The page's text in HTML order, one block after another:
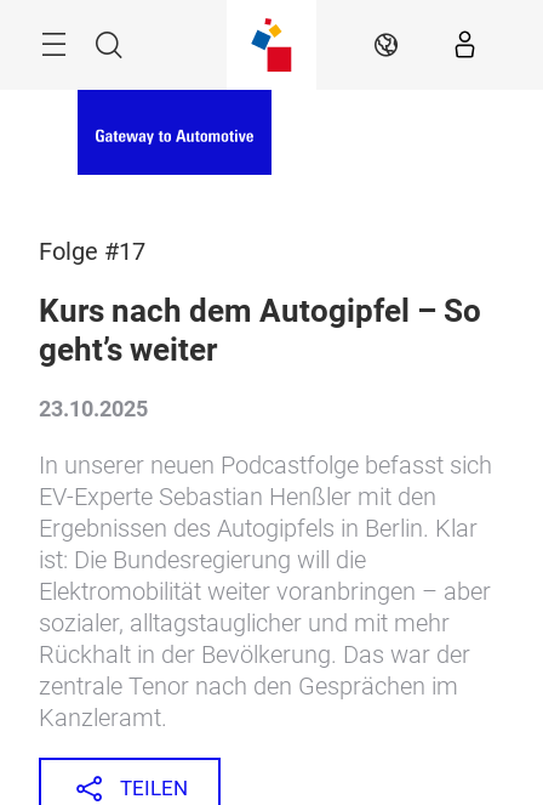
Suche DE
Folge #17
Kurs nach dem Autogipfel – So
geht’s weiter
23.10.2025
In unserer neuen Podcastfolge befasst sich
EV-Experte Sebastian Henßler mit den
Ergebnissen des Autogipfels in Berlin. Klar
ist: Die Bundesregierung will die
Elektromobilität weiter voranbringen – aber
sozialer, alltagstauglicher und mit mehr
Rückhalt in der Bevölkerung. Das war der
zentrale Tenor nach den Gesprächen im
Kanzleramt.
TEILEN